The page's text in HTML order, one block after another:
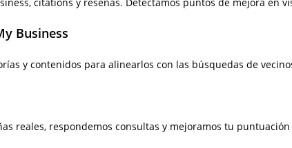
Business
y contenidos para alinearlos con las búsquedas de
reales, respondemos consultas y mejoramos tu